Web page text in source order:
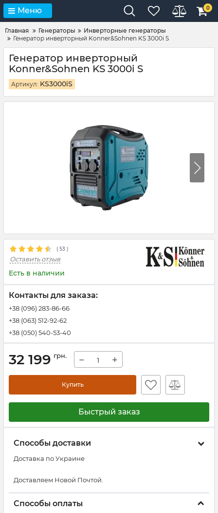
Меню 0
Главная Генераторы
Инверторные генераторы
Генератор инверторный Konner&Sohnen KS 3000i S
Генератор инверторный
Konner&Sohnen KS 3000i S
Артикул: KS3000iS
( 53 )
Оставить отзыв
Есть в наличии
Контакты для заказа:
+38 (096) 283-86-66
+38 (063) 512-92-62
+38 (050) 540-53-40
32 199 грн. − +
Купить
Быстрый заказ
Способы доставки
Доставка по Украине
Доставляем Новой Почтой.
Способы оплаты